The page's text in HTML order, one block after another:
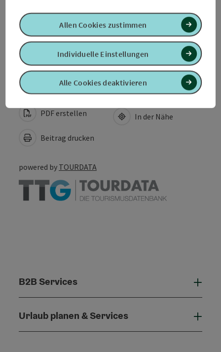
Eignung
Barrierefreiheit
PDF erstellen
Beitrag drucken
In der Nähe
powered by TOURDATA
B2B Services
Urlaub planen & Services
Alle Cookies deaktivieren
Individuelle Einstellungen
Allen Cookies zustimmen